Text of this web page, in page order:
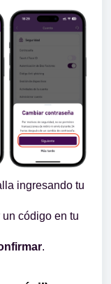
ingresando tu
código en tu
.